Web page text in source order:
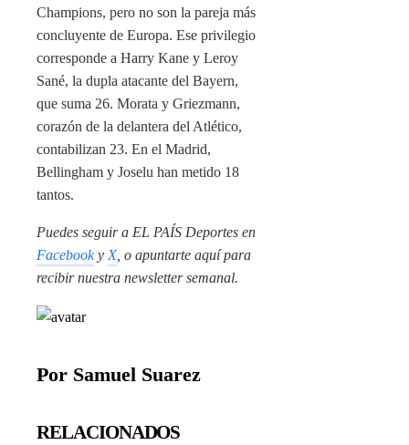
Champions, pero no son la pareja más
concluyente de Europa. Ese privilegio
corresponde a Harry Kane y Leroy
Sané, la dupla atacante del Bayern,
que suma 26. Morata y Griezmann,
corazón de la delantera del Atlético,
contabilizan 23. En el Madrid,
Bellingham y Joselu han metido 18
tantos.
Puedes seguir a EL PAÍS Deportes en
Facebooky X, o apuntarte aquí para
recibirnuestra newsletter semanal.
Por Samuel Suarez
RELACIONADOS